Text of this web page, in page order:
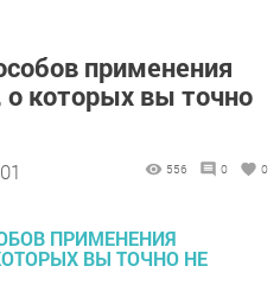
применения
которых вы точно
556 0 0